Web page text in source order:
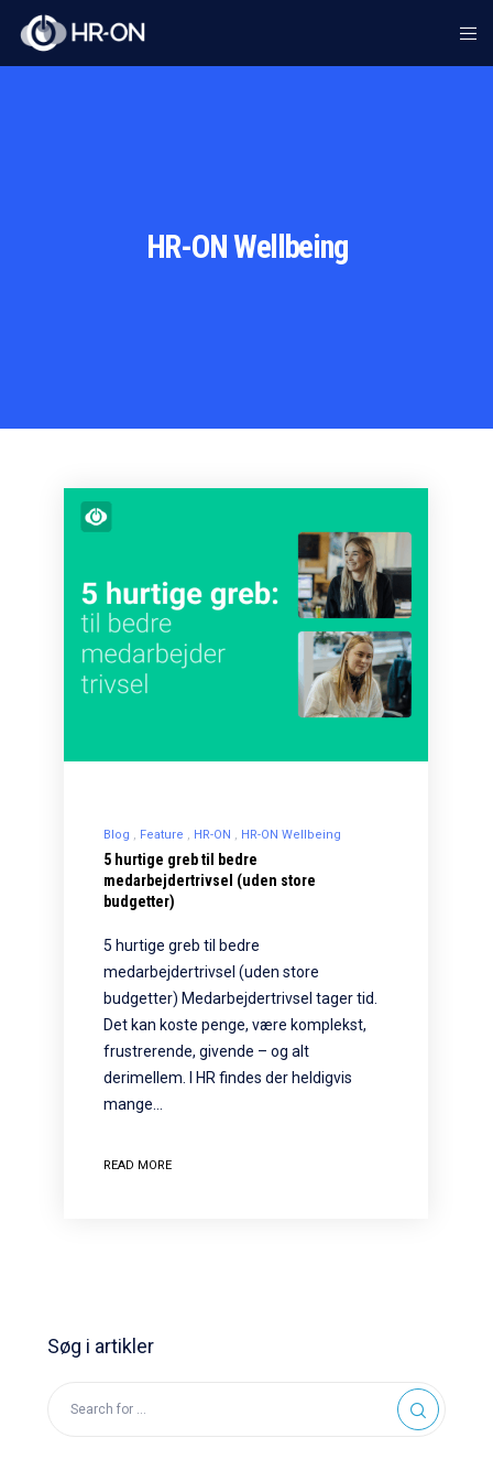
HR-ON Wellbeing
Blog Feature HR-ON HR-ON Wellbeing
5 hurtige greb til bedre
medarbejdertrivsel (uden store
budgetter)
5 hurtige greb til bedre
medarbejdertrivsel (uden store
budgetter) Medarbejdertrivsel tager tid.
Det kan koste penge, være komplekst,
frustrerende, givende – og alt
derimellem. I HR findes der heldigvis
mange…
READ MORE
Søg i artikler